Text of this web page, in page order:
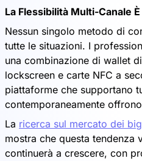
La Flessibilità Multi-Canale
Nessun singolo metodo di
tutte le situazioni. I
una combinazione di wallet
lockscreen e carte NFC a
piattaforme che supportano
contemporaneamente
La ricerca sul mercato dei
mostra che questa tendenza
continuerà a crescere, con